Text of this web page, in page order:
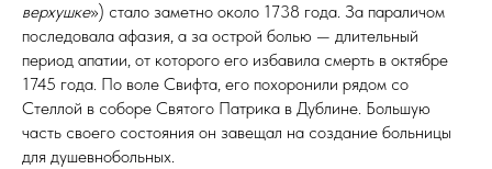
верхушке») стало заметно около 1738 го­да. За параличом
последовала афазия, а за острой болью — длительный
период апатии, от которого его избавила смерть в октябре
1745 года. По воле Свифта, его похоронили рядом со
Стеллой в соборе Святого Патрика в Дублине. Большую
часть своего состояния он завещал на создание больницы
для душевнобольных.